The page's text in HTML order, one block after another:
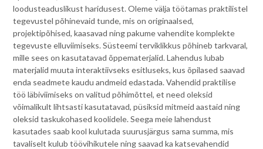
loodusteaduslikust haridusest. Oleme välja töötamas praktilistel
tegevustel põhinevaid tunde, mis on originaalsed,
projektipõhised, kaasavad ning pakume vahendite komplekte
tegevuste elluviimiseks. Süsteemi terviklikkus põhineb tarkvaral,
mille sees on kasutatavad õppematerjalid. Lahendus lubab
materjalid muuta interaktiivseks esitluseks, kus õpilased saavad
enda seadmete kaudu andmeid edastada. Vahendid praktilise
töö läbiviimiseks on valitud põhimõttel, et need oleksid
võimalikult lihtsasti kasutatavad, püsiksid mitmeid aastaid ning
oleksid taskukohased koolidele. Seega meie lahendust
kasutades saab kool kulutada suurusjärgus sama summa, mis
tavaliselt kulub töövihikutele ning saavad ka katsevahendid